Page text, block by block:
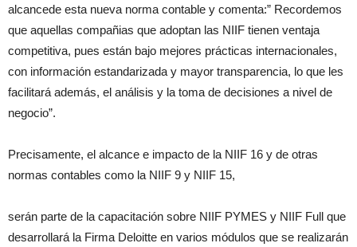
alcancede esta nueva norma contable y comenta:” Recordemos
que aquellas compañias que adoptan las NIIF tienen ventaja
competitiva, pues están bajo mejores prácticas internacionales,
con información estandarizada y mayor transparencia, lo que les
facilitará además, el análisis y la toma de decisiones a nivel de
negocio”.
Precisamente, el alcance e impacto de la NIIF 16 y de otras
normas contables como la NIIF 9 y NIIF 15,
serán parte de la capacitación sobre NIIF PYMES y NIIF Full que
desarrollará la Firma Deloitte en varios módulos que se realizarán